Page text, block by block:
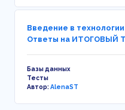
Введение в технологии
Ответы на ИТОГОВЫЙ
Базы данных
Тесты
Автор:AlenaST